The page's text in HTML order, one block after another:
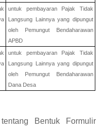
untuk pembayaran Pajak Tidak
Langsung Lainnya yang dipungut
oleh Pemungut Bendaharawan
APBD
untuk pembayaran Pajak Tidak
Langsung Lainnya yang dipungut
oleh Pemungut Bendaharawan
Dana Desa
Bentuk Formulir